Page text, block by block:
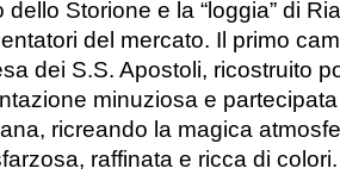
dello Storione e la “loggia” di
del mercato. Il primo
dei S.S. Apostoli, ricostruito
minuziosa e
ricreando la magica
raffinata e ricca di colori.